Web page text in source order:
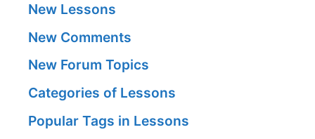
New Lessons
New Comments
New Forum Topics
Categories of Lessons
Popular Tags in Lessons